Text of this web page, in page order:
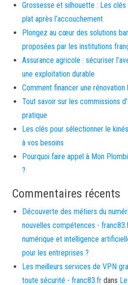
Grossesse et silhouette : Les
plat après l’accouchement
Plongez au cœur des solutions
proposées par les institutions
Assurance agricole : sécuriser
une exploitation durable
Comment financer une rénovation
Tout savoir sur les commissions
pratique
Les clés pour sélectionner le
à vos besoins
Pourquoi faire appel à Mon
?
Commentaires récents
Découverte des métiers du
nouvelles compétences -
numérique et intelligence
pour les entreprises ?
Les meilleurs services de VPN
toute sécurité - franc83.fr dans